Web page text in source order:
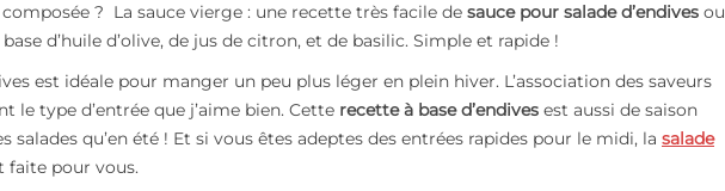
? La sauce vierge : une recette très facile de sauce pour salade d’endives ou
d’huile d’olive, de jus de citron, et de basilic. Simple et rapide !
est idéale pour manger un peu plus léger en plein hiver. L’association des saveurs
le type d’entrée que j’aime bien. Cette recette à base d’endives est aussi de saison
salades qu’en été ! Et si vous êtes adeptes des entrées rapides pour le midi, la salade
faite pour vous.